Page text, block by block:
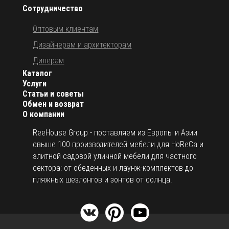
О компании
ReeHouse Group - поставляем из Европы и Азии
свыше 100 производителей мебели для HoReCa и
элитной садовой уличной мебели для частного
сектора: от обеденных и лаунж-комплектов до
пляжных шезлонгов и зонтов от солнца.
Каталог
Услуги
Статьи и советы
Обмен и возврат
Сотрудничество
Оптовым клиентам
Дизайнерам и архитекторам
Дилерам